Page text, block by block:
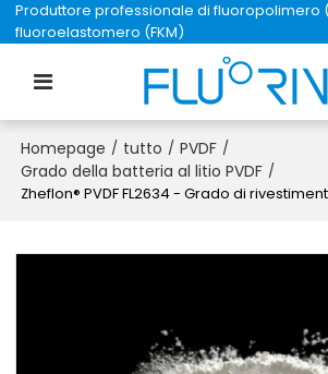
Produttore professionale di fluoropolimero
fluoroelastomero (FKM)
Homepage / tutto / PVDF /
Grado della batteria al litio PVDF /
Zheflon® PVDF FL2634 - Grado di